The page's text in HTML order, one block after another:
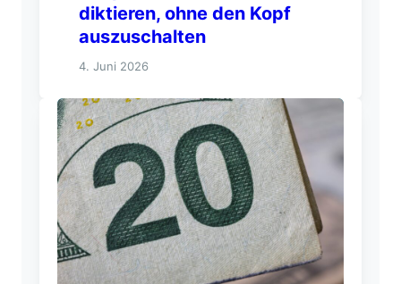
diktieren, ohne den Kopf
auszuschalten
4. Juni 2026